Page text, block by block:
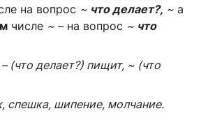
на вопрос ~ что делает?, ~ а
числе ~ – на вопрос ~ что
(что делает?) пищит, ~ (что
спешка, шипение, молчание.